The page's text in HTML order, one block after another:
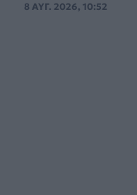
8 ΑΥΓ. 2026, 10:52